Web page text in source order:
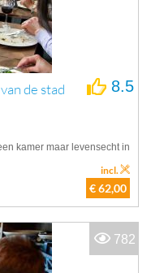
de stad 8.5
kamer maar levensecht in
€ 62,00
incl.
782